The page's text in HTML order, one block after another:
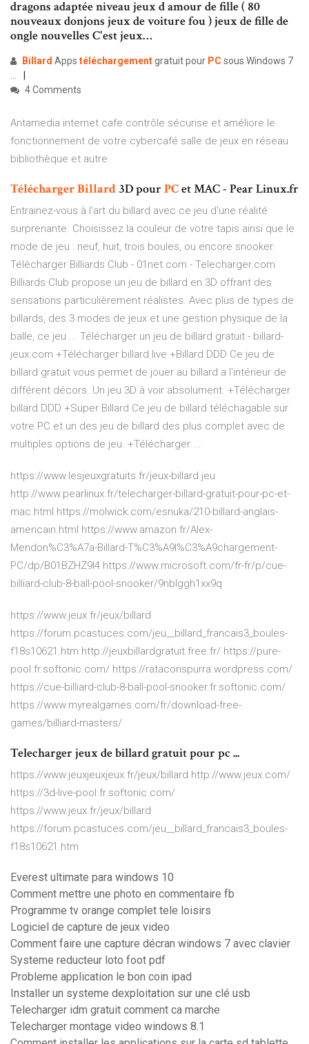
dragons adaptée niveau jeux d amour de fille ( 80
nouveaux donjons jeux de voiture fou ) jeux de fille de
ongle nouvelles C'est jeux…
Billard Apps téléchargementgratuit pour PC sous Windows 7
...
4 Comments
Antamedia internet cafe contrôle sécurise et améliore le
fonctionnement de votre cybercafé salle de jeux en réseau
bibliothèque et autre.
TéléchargerBillard 3D pour PCet MAC - Pear Linux.fr
Entrainez-vous à l'art du billard avec ce jeu d'une réalité
surprenante. Choisissez la couleur de votre tapis ainsi que le
mode de jeu : neuf, huit, trois boules, ou encore snooker.
Télécharger Billiards Club - 01net.com - Telecharger.com
Billiards Club propose un jeu de billard en 3D offrant des
sensations particulièrement réalistes. Avec plus de types de
billards, des 3 modes de jeux et une gestion physique de la
balle, ce jeu ... Télécharger un jeu de billard gratuit - billard-
jeux.com +Télécharger billard live +Billard DDD Ce jeu de
billard gratuit vous permet de jouer au billard a l'intérieur de
différent décors. Un jeu 3D à voir absolument. +Télécharger
billard DDD +Super Billard Ce jeu de billard téléchagable sur
votre PC et un des jeu de billard des plus complet avec de
multiples options de jeu. +Télécharger ...
https://www.lesjeuxgratuits.fr/jeux-billard.jeu
http://www.pearlinux.fr/telecharger-billard-gratuit-pour-pc-et-
mac.html https://molwick.com/esnuka/210-billard-anglais-
americain.html https://www.amazon.fr/Alex-
Mendon%C3%A7a-Billard-T%C3%A9l%C3%A9chargement-
PC/dp/B01BZHZ9I4 https://www.microsoft.com/fr-fr/p/cue-
billiard-club-8-ball-pool-snooker/9nblggh1xx9q
https://www.jeux.fr/jeux/billard
https://forum.pcastuces.com/jeu__billard_francais3_boules-
f18s10621.htm http://jeuxbillardgratuit.free.fr/ https://pure-
pool.fr.softonic.com/ https://rataconspurra.wordpress.com/
https://cue-billiard-club-8-ball-pool-snooker.fr.softonic.com/
https://www.myrealgames.com/fr/download-free-
games/billiard-masters/
Telecharger jeux de billard gratuit pour pc ...
https://www.jeuxjeuxjeux.fr/jeux/billard http://www.jeux.com/
https://3d-live-pool.fr.softonic.com/
https://www.jeux.fr/jeux/billard
https://forum.pcastuces.com/jeu__billard_francais3_boules-
f18s10621.htm
Everest ultimate para windows 10
Comment mettre une photo en commentaire fb
Programme tv orange complet tele loisirs
Logiciel de capture de jeux video
Comment faire une capture décran windows 7 avec clavier
Systeme reducteur loto foot pdf
Probleme application le bon coin ipad
Installer un systeme dexploitation sur une clé usb
Telecharger idm gratuit comment ca marche
Telecharger montage video windows 8.1